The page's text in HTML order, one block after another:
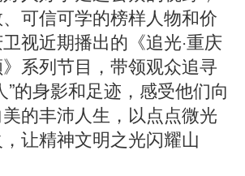
可信可学的榜样人物和价
视近期播出的《追光·重庆
系列节目，带领观众追寻
”的身影和足迹，感受他们向
美的丰沛人生，以点点微光
让精神文明之光闪耀山